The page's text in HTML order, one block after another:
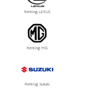
Renting LEXUS
Renting MG
Renting Suzuki